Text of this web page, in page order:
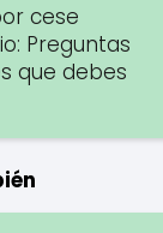
cese
Preguntas
que debes